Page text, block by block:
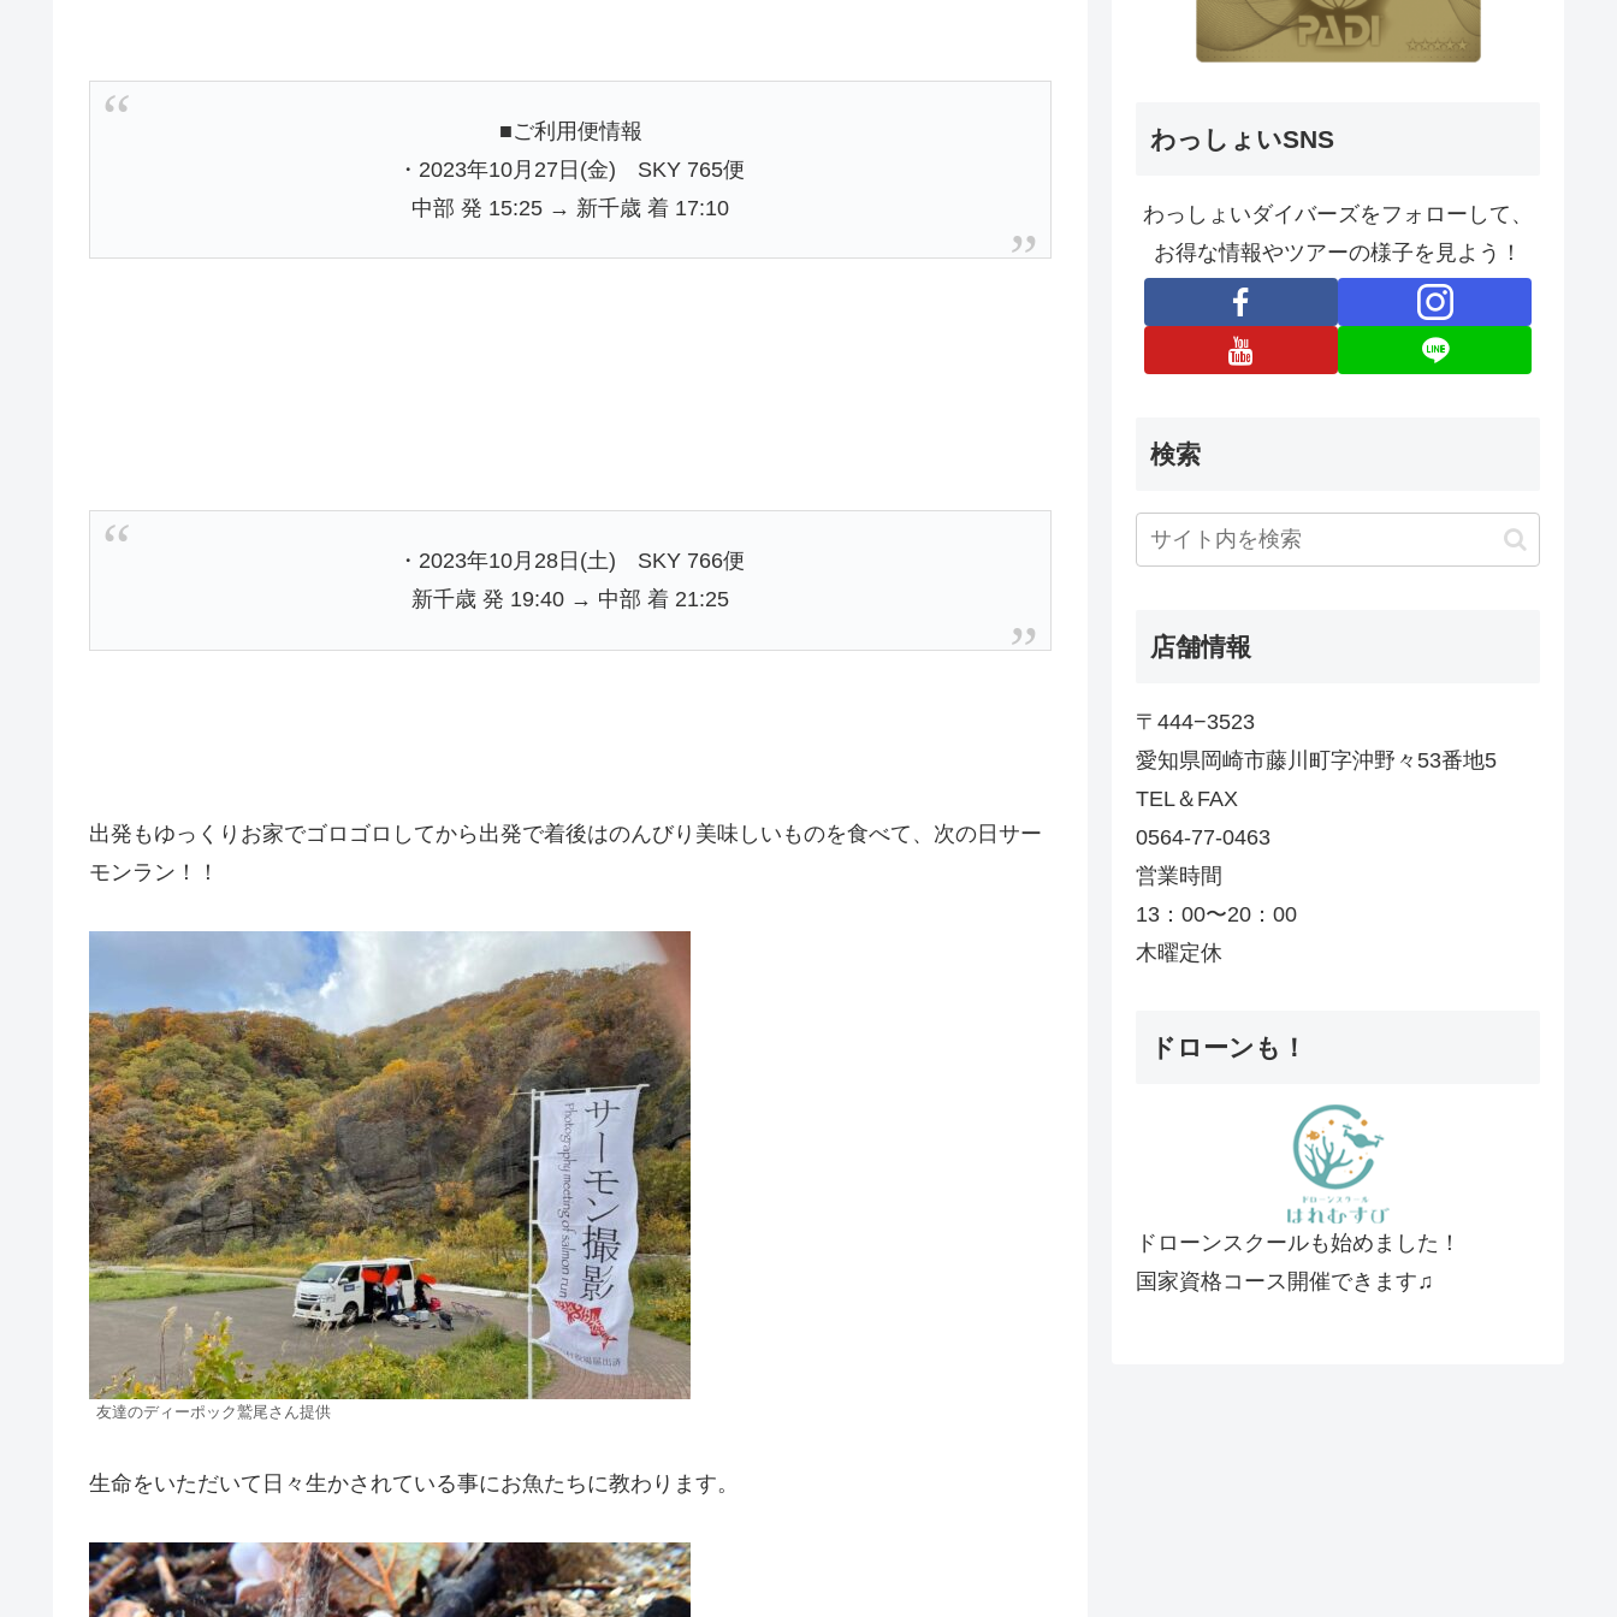
■ご利用便情報
・2023年10月27日(金) SKY 765便
中部 発 15:25 → 新千歳 着 17:10
・2023年10月28日(土) SKY 766便
新千歳 発 19:40 → 中部 着 21:25
出発もゆっくりお家でゴロゴロしてから出発で着後はのんびり美味しいものを食べて、次の日サー
モンラン！！
友達のディーポック鷲尾さん提供
生命をいただいて日々生かされている事にお魚たちに教わります。
わっしょいSNS
わっしょいダイバーズをフォローして、
お得な情報やツアーの様子を見よう！
検索
店舗情報
〒444−3523
愛知県岡崎市藤川町字沖野々53番地5
TEL＆FAX
0564-77-0463
営業時間
13：00〜20：00
木曜定休
ドローンも！
ドローンスクールも始めました！
国家資格コース開催できます♫